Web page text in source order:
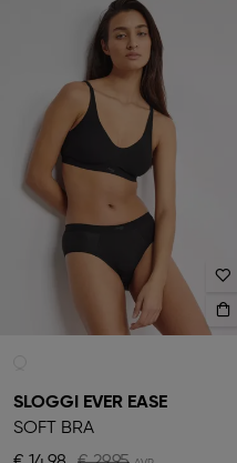
SLOGGI EVER EASE
SOFT BRA